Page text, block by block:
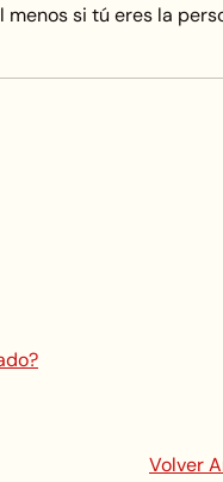
si tú eres la
Volver